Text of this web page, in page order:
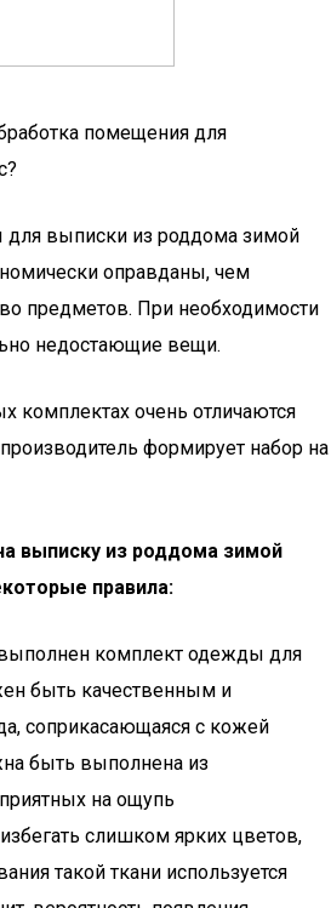
помещения для
выписки из роддома зимой
оправданы, чем
предметов. При необходимости
недостающие вещи.
комплектах очень отличаются
формирует набор на
выписку из роддома зимой
правила:
выполнен комплект одежды для
быть качественным и
соприкасающаяся с кожей
быть выполнена из
на ощупь
слишком ярких цветов,
такой ткани используется